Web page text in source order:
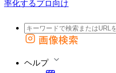
外部サイトの商品をカートに追加
画像検索
ヘルプ